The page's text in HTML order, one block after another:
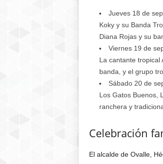
Jueves 18 de
Koky y su Banda
Diana Rojas y su
Viernes 19 de
La cantante tropical
banda, y el grupo
Sábado 20 de
Los Gatos Buenos,
ranchera y
Celebración
El alcalde de Ovalle,